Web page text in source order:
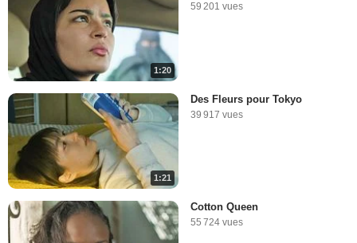
1:20
59 201 vues
1:21
Des Fleurs pour Tokyo
39 917 vues
Cotton Queen
55 724 vues